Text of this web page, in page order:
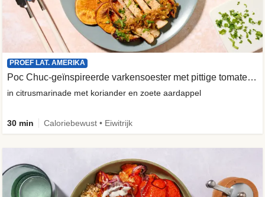
PROEF LAT. AMERIKA
Poc Chuc-geïnspireerde varkensoester met pittige tomatensalade
in citrusmarinade met koriander en zoete aardappel
30 min Caloriebewust • Eiwitrijk